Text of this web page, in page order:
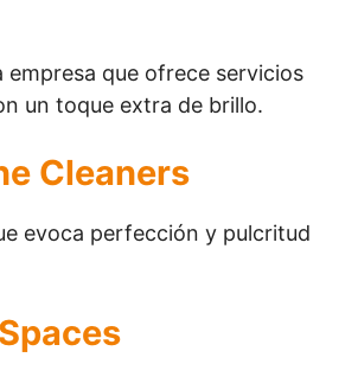
empresa que ofrece servicios
un toque extra de brillo.
Cleaners
evoca perfección y pulcritud